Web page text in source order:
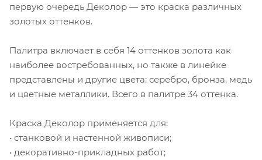
первую очередь Деколор — это краска различных
золотых оттенков.
Палитра включает в себя 14 оттенков золота как
наиболее востребованных, но также в линейке
представлены и другие цвета: серебро, бронза, медь
и цветные металлики. Всего в палитре 34 оттенка.
Краска Деколор применяется для:
• станковой и настенной живописи;
• декоративно-прикладных работ;